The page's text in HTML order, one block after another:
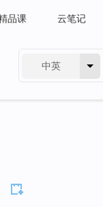
品课 云笔记
中英